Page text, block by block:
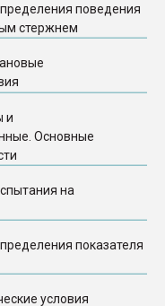
поведения
стержнем
и
Основные
на
показателя
условия